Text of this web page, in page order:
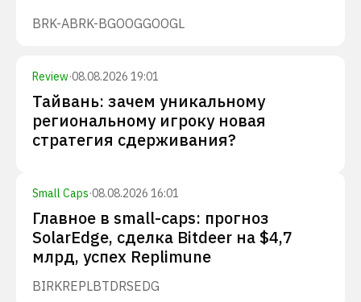
BRK-ABRK-BGOOGGOOGL
Review·08.08.2026 19:01
Тайвань: зачем уникальному
региональному игроку новая
стратегия сдерживания?
Small Caps·08.08.2026 16:01
Главное в small-caps: прогноз
SolarEdge, сделка Bitdeer на $4,7
млрд, успех Replimune
BIRKREPLBTDRSEDG